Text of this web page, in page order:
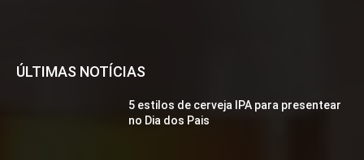
ÚLTIMAS NOTÍCIAS
5 estilos de cerveja IPA para presentear
no Dia dos Pais